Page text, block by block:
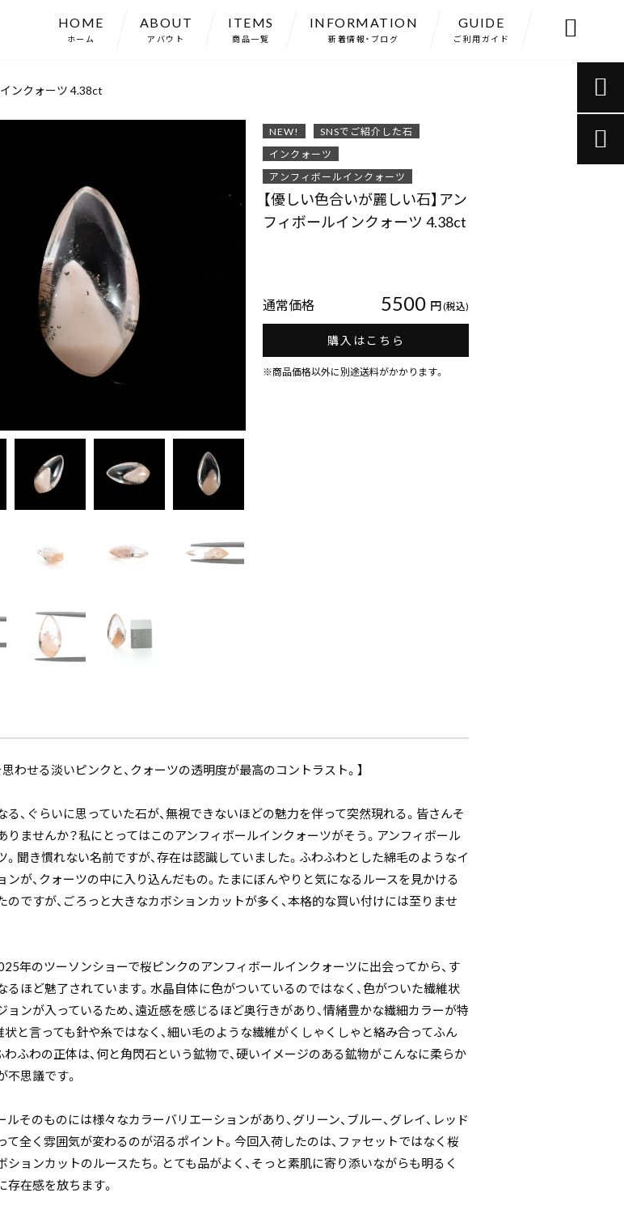
HOME
ホーム
ABOUT
アバウト
ITEMS
商品一覧
INFORMATION
新着情報・ブログ
GUIDE
ご利用ガイド 
ンクォーツ 4.38ct
NEW!
SNSでご紹介した石
インクォーツ
アンフィボールインクォーツ
【優しい色合いが麗しい石】アン
フィボールインクォーツ 4.38ct
通常価格 5500 円(税込)
購入はこちら
※商品価格以外に別途送料がかかります。
思わせる淡いピンクと、クォーツの透明度が最高のコントラスト。】
る、ぐらいに思っていた石が、無視できないほどの魅力を伴って突然現れる。皆さんそ
りませんか？私にとってはこのアンフィボールインクォーツがそう。アンフィボール
。聞き慣れない名前ですが、存在は認識していました。ふわふわとした綿毛のようなイ
ンが、クォーツの中に入り込んだもの。たまにぼんやりと気になるルースを見かける
のですが、ごろっと大きなカボションカットが多く、本格的な買い付けには至りませ
年のツーソンショーで桜ピンクのアンフィボールインクォーツに出会ってから、す
るほど魅了されています。水晶自体に色がついているのではなく、色がついた繊維状
ョンが入っているため、遠近感を感じるほど奥行きがあり、情緒豊かな繊細カラーが特
状と言っても針や糸ではなく、細い毛のような繊維がくしゃくしゃと絡み合ってふん
わふわの正体は、何と角閃石という鉱物で、硬いイメージのある鉱物がこんなに柔らか
不思議です。
ルそのものには様々なカラーバリエーションがあり、グリーン、ブルー、グレイ、レッド
て全く雰囲気が変わるのが沼るポイント。今回入荷したのは、ファセットではなく桜
ションカットのルースたち。とても品がよく、そっと素肌に寄り添いながらも明るく
存在感を放ちます。

